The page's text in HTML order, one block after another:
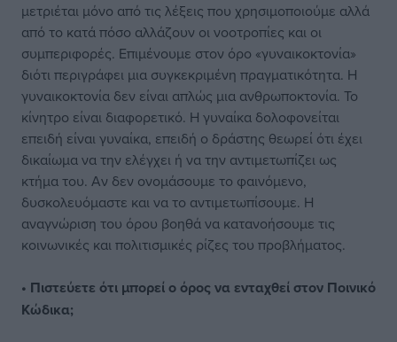
μετριέται μόνο από τις λέξεις που χρησιμοποιούμε αλλά
από το κατά πόσο αλλάζουν οι νοοτροπίες και οι
συμπεριφορές. Επιμένουμε στον όρο «γυναικοκτονία»
διότι περιγράφει μια συγκεκριμένη πραγματικότητα. Η
γυναικοκτονία δεν είναι απλώς μια ανθρωποκτονία. Το
κίνητρο είναι διαφορετικό. Η γυναίκα δολοφονείται
επειδή είναι γυναίκα, επειδή ο δράστης θεωρεί ότι έχει
δικαίωμα να την ελέγχει ή να την αντιμετωπίζει ως
κτήμα του. Αν δεν ονομάσουμε το φαινόμενο,
δυσκολευόμαστε και να το αντιμετωπίσουμε. Η
αναγνώριση του όρου βοηθά να κατανοήσουμε τις
κοινωνικές και πολιτισμικές ρίζες του προβλήματος.
• Πιστεύετε ότι μπορεί ο όρος να ενταχθεί στον Ποινικό
Κώδικα;